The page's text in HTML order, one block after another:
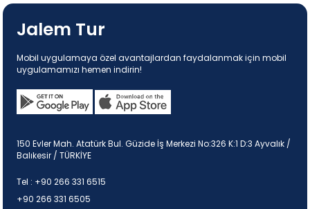
Jalem Tur
Mobil uygulamaya özel avantajlardan faydalanmak için mobil
uygulamamızı hemen indirin!
150 Evler Mah. Atatürk Bul. Güzide İş Merkezi No:326 K:1 D:3 Ayvalık /
Balıkesir / TÜRKİYE
Tel : +90 266 331 6515
+90 266 331 6505